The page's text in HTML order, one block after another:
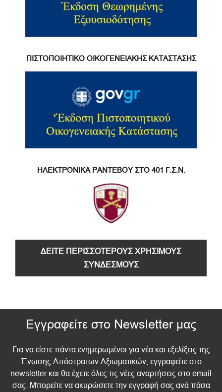
ΠΙΣΤΟΠΟΙΗΤΙΚΟ ΟΙΚΟΓΕΝΕΙΑΚΗΣ ΚΑΤΑΣΤΑΣΗΣ
ΗΛΕΚΤΡΟΝΙΚΑ ΡΑΝΤΕΒΟΥ ΣΤΟ 401 Γ.Σ.Ν.
ΔΕΙΤΕ ΠΕΡΙΣΣΟΤΕΡΟΥΣ ΧΡΗΣΙΜΟΥΣ
ΣΥΝΔΕΣΜΟΥΣ
Εγγραφείτε στο Newsletter μας
Για να είστε πάντα ενημερωμένοι για νέα και εξελίξεις της
Ένωσης Απόστρατων Αξιωματικών, εγγραφείτε στο
newsletter και θα έχετε όλες τις νέες αναρτήσεις στο email
σας. Μπορείτε να ακυρώσετε την εγγραφή σας ανά πάσα